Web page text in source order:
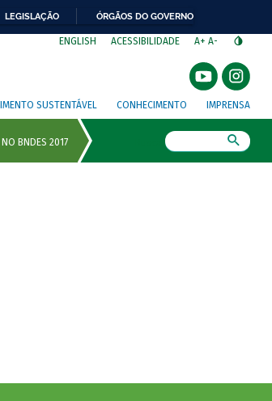
LEGISLAÇÃO ÓRGÃOS DO GOVERNO
ENGLISH ACESSIBILIDADE A+ A-
SUSTENTÁVEL CONHECIMENTO IMPRENSA